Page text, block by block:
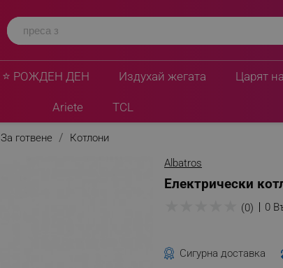
⭐ РОЖДЕН ДЕН Издухай жегата Царят
Ariete TCL
За готвене
Котлони
Albatros
Електрически
(0) 0
Сигурна доставка